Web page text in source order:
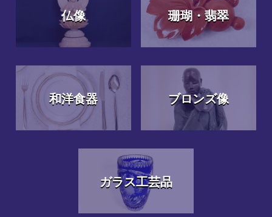
仏像 珊瑚・翡翠
和洋食器 ブロンズ像
ガラス工芸品